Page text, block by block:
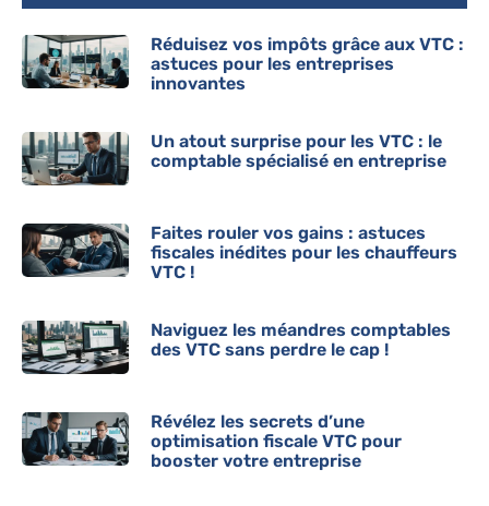
Réduisez vos impôts grâce aux VTC :
astuces pour les entreprises
innovantes
Un atout surprise pour les VTC : le
comptable spécialisé en entreprise
Faites rouler vos gains : astuces
fiscales inédites pour les chauffeurs
VTC !
Naviguez les méandres comptables
des VTC sans perdre le cap !
Révélez les secrets d’une
optimisation fiscale VTC pour
booster votre entreprise